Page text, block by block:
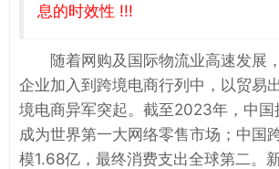
息的时效性 !!!
随着网购及国际物流业高速发展
企业加入到跨境电商行列中，以贸易
境电商异军突起。截至2023年，中国
成为世界第一大网络零售市场；中国
模1.68亿，最终消费支出全球第二。